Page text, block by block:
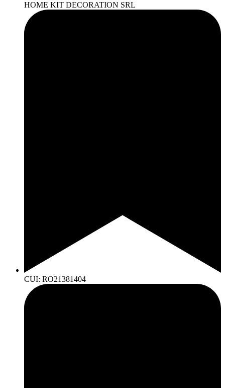
HOME KIT DECORATION SRL
CUI: RO21381404